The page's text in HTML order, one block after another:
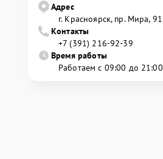
Адрес
г. Красноярск, ​пр. Мира, 91
Контакты
+7 (391) 216-92-39
Время работы
Работаем с 09:00 до 21:00